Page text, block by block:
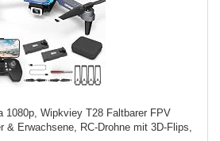
1080p, Wipkviey T28 Faltbarer FPV
& Erwachsene, RC-Drohne mit 3D-Flips,